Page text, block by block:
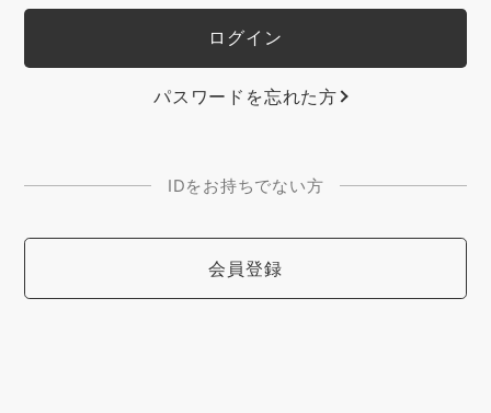
パスワードを忘れた方
IDをお持ちでない方
会員登録